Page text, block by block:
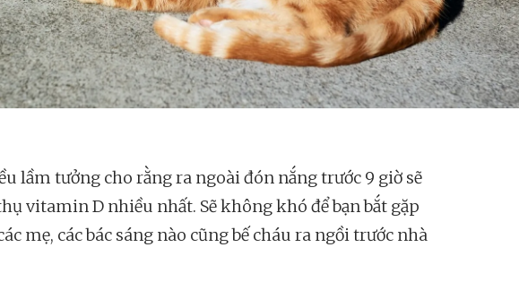
lầm tưởng cho rằng ra ngoài đón nắng trước 9 giờ sẽ
vitamin D nhiều nhất. Sẽ không khó để bạn bắt gặp
mẹ, các bác sáng nào cũng bế cháu ra ngồi trước nhà